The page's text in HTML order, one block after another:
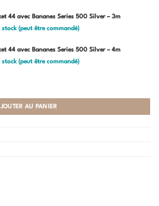
44 avec Bananes Series 500 Silver – 3m
stock (peut être commandé)
44 avec Bananes Series 500 Silver – 4m
stock (peut être commandé)
AU PANIER